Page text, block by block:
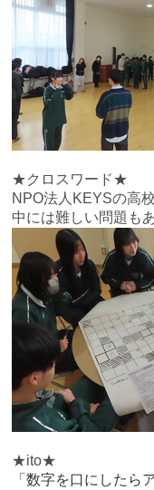
★クロスワード★
NPO法人KEYSの高
中には難しい問題も
★ito★
「数字を口にしたら